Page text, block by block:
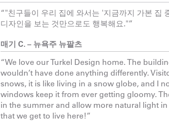
“"친구들이 우리 집에 와서는 '지금까지 가본 집
디자인을 보는 것만으로도 행복해요."”
매기 C. – 뉴욕주 뉴팔츠
“We love our Turkel Design home. The
wouldn’t have done anything differently.
snows, it is like living in a snow globe, and I
windows keep it from ever getting gloomy.
in the summer and allow more natural light
that we get to live here!”